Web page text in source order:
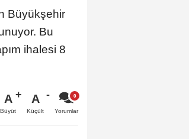
Büyükşehir
Bu
ihalesi 8
A
Büyüt
A
Küçült Yorumlar